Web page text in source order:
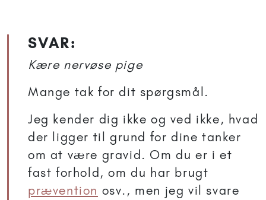
SVAR:
Kære nervøse pige
Mange tak for dit spørgsmål.
Jeg kender dig ikke og ved ikke, hvad
der ligger til grund for dine tanker
om at være gravid. Om du er i et
fast forhold, om du har brugt
prævention osv., men jeg vil svare